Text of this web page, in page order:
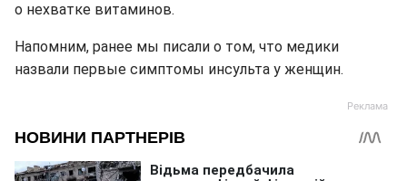
о нехватке витаминов.
Напомним, ранее мы писали о том, что медики
назвали первые симптомы инсульта у женщин.